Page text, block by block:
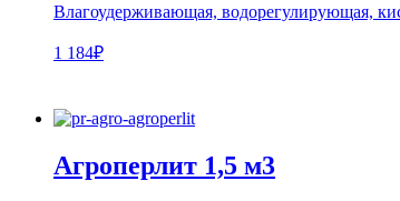
Влагоудерживающая, водорегулирующая,
1 184₽
Агроперлит 1,5 м3